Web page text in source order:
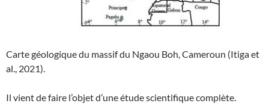
Carte géologique du massif du Ngaou Boh, Cameroun (Itiga et
al., 2021).
Il vient de faire l’objet d’une étude scientifique complète.